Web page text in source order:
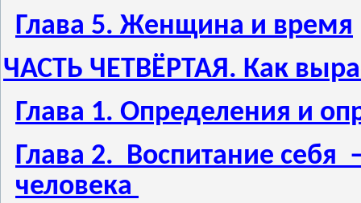
Глава 5. Женщина и время
ЧАСТЬ ЧЕТВЁРТАЯ. Как
Глава 1. Определения и
Глава 2. Воспитание себя
человека